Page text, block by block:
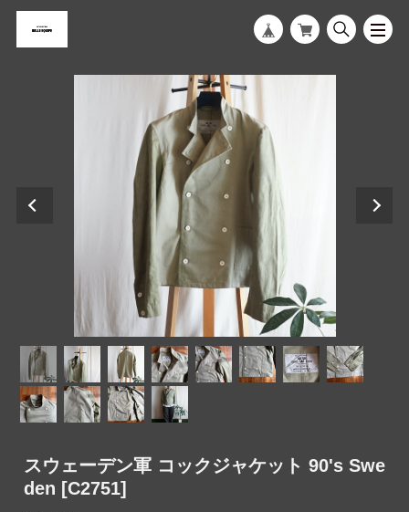
スウェーデン軍 コックジャケット 90's Swe
den [C2751]